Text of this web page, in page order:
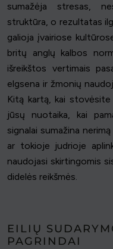
sumažėja stresas,
struktūra, o rezultatas
galioja įvairiose
britų anglų kalbos
išreikštos vertimais
elgsena ir žmonių
Kitą kartą, kai stovėsite
jūsų nuotaika, kai
signalai sumažina
ar tokioje judrioje
naudojasi skirtingomis
didelės reikšmės.
EILIŲ
PAGRINDAI